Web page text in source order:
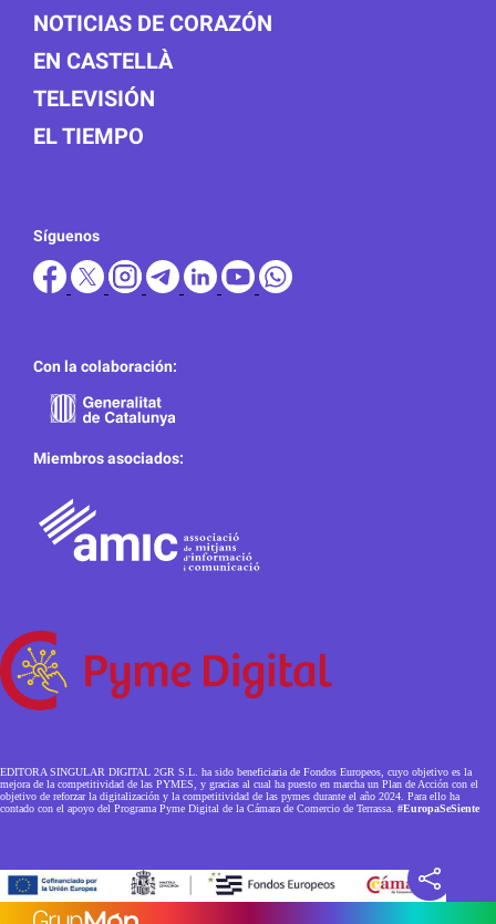
NOTICIAS DE CORAZÓN
EN CASTELLÀ
TELEVISIÓN
EL TIEMPO
Síguenos
Con la colaboración:
Miembros asociados:
EDITORA SINGULAR DIGITAL 2GR S.L. ha sido beneficiaria de Fondos Europeos, cuyo objetivo es la
mejora de la competitividad de las PYMES, y gracias al cual ha puesto en marcha un Plan de Acción con el
objetivo de reforzar la digitalización y la competitividad de las pymes durante el año 2024. Para ello ha
contado con el apoyo del Programa Pyme Digital de la Cámara de Comercio de Terrassa. #EuropaSeSiente